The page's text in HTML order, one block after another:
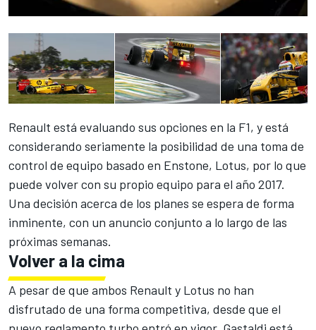
Renault está evaluando sus opciones en la F1, y está
considerando seriamente la posibilidad de una toma de
control de equipo basado en Enstone, Lotus, por lo que
puede volver con su propio equipo para el año 2017.
Una decisión acerca de los planes se espera de forma
inminente, con un anuncio conjunto a lo largo de las
próximas semanas.
Volver a la cima
A pesar de que ambos Renault y Lotus no han
disfrutado de una forma competitiva, desde que el